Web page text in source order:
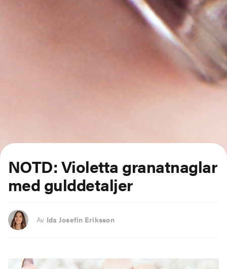
NOTD: Violetta granatnaglar
med gulddetaljer
Av Ida Josefin Eriksson